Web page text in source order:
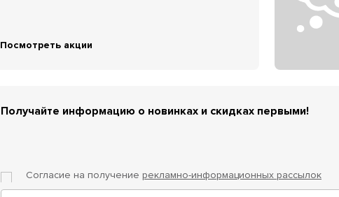
Посмотреть акции
Получайте информацию о новинках и скидках первыми!
Согласие на получение рекламно-информационных рассылок